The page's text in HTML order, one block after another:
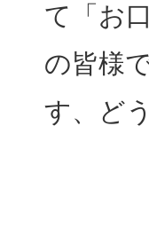
て「お
の皆様
す、ど